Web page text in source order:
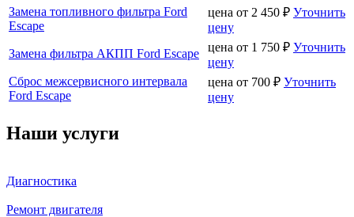
Замена топливного фильтра Ford
Escape
цена от 2 450 ₽ Уточнить
цену
Замена фильтра АКПП Ford Escape
цена от 1 750 ₽ Уточнить
цену
Сброс межсервисного интервала
Ford Escape
цена от 700 ₽ Уточнить
цену
Наши услуги
Диагностика
Ремонт двигателя